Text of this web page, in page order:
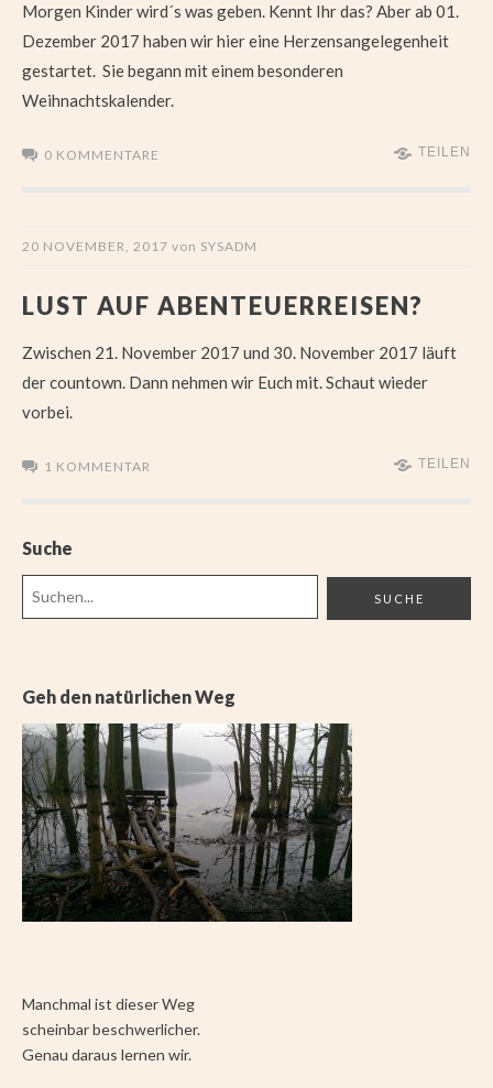
Morgen Kinder wird´s was geben. Kennt Ihr das? Aber ab 01.
Dezember 2017 haben wir hier eine Herzensangelegenheit
gestartet. Sie begann mit einem besonderen
Weihnachtskalender.
0 KOMMENTARE TEILEN
20 NOVEMBER, 2017 von SYSADM
LUST AUF ABENTEUERREISEN?
Zwischen 21. November 2017 und 30. November 2017 läuft
der countown. Dann nehmen wir Euch mit. Schaut wieder
vorbei.
1 KOMMENTAR TEILEN
Suche
Geh den natürlichen Weg
Manchmal ist dieser Weg
scheinbar beschwerlicher.
Genau daraus lernen wir.